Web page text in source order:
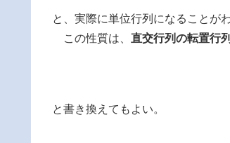
と、実際に単位行列になることがわ
この性質は、 直交行列の転置行
と書き換えてもよい。